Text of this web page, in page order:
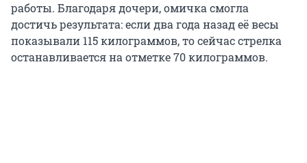
работы. Благодаря дочери, омичка смогла
достичь результата: если два года назад её весы
показывали 115 килограммов, то сейчас стрелка
останавливается на отметке 70 килограммов.